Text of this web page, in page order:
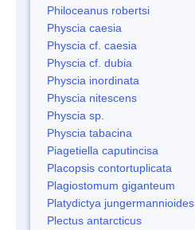
Philoceanus robertsi
Physcia caesia
Physcia cf. caesia
Physcia cf. dubia
Physcia inordinata
Physcia nitescens
Physcia sp.
Physcia tabacina
Piagetiella caputincisa
Placopsis contortuplicata
Plagiostomum giganteum
Platydictya jungermannioides
Plectus antarcticus